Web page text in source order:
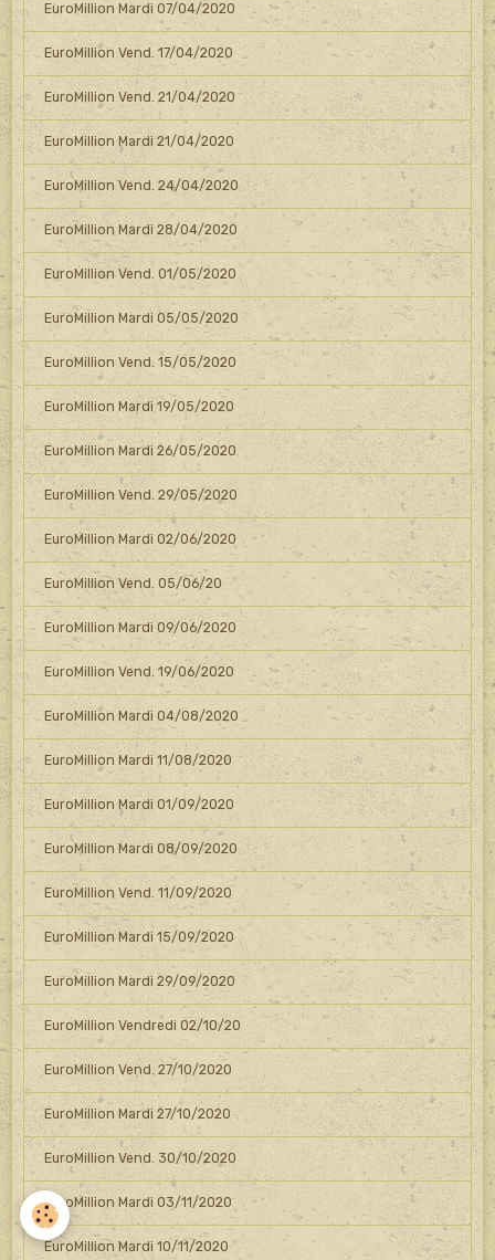
EuroMillion Mardi 07/04/2020
EuroMillion Vend. 17/04/2020
EuroMillion Vend. 21/04/2020
EuroMillion Mardi 21/04/2020
EuroMillion Vend. 24/04/2020
EuroMillion Mardi 28/04/2020
EuroMillion Vend. 01/05/2020
EuroMillion Mardi 05/05/2020
EuroMillion Vend. 15/05/2020
EuroMillion Mardi 19/05/2020
EuroMillion Mardi 26/05/2020
EuroMillion Vend. 29/05/2020
EuroMillion Mardi 02/06/2020
EuroMillion Vend. 05/06/20
EuroMillion Mardi 09/06/2020
EuroMillion Vend. 19/06/2020
EuroMillion Mardi 04/08/2020
EuroMillion Mardi 11/08/2020
EuroMillion Mardi 01/09/2020
EuroMillion Mardi 08/09/2020
EuroMillion Vend. 11/09/2020
EuroMillion Mardi 15/09/2020
EuroMillion Mardi 29/09/2020
EuroMillion Vendredi 02/10/20
EuroMillion Vend. 27/10/2020
EuroMillion Mardi 27/10/2020
EuroMillion Vend. 30/10/2020
EuroMillion Mardi 03/11/2020
EuroMillion Mardi 10/11/2020